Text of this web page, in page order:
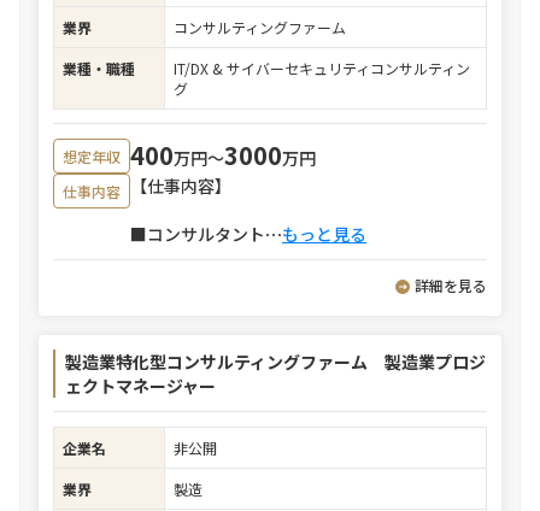
業界
コンサルティングファーム
業種・職種
IT/DX & サイバーセキュリティコンサルティン
グ
想定年収 400万円〜3000万円
仕事内容
【仕事内容】
■コンサルタント⋯もっと見る
詳細を見る
製造業特化型コンサルティングファーム 製造業プロジ
ェクトマネージャー
企業名
非公開
業界
製造